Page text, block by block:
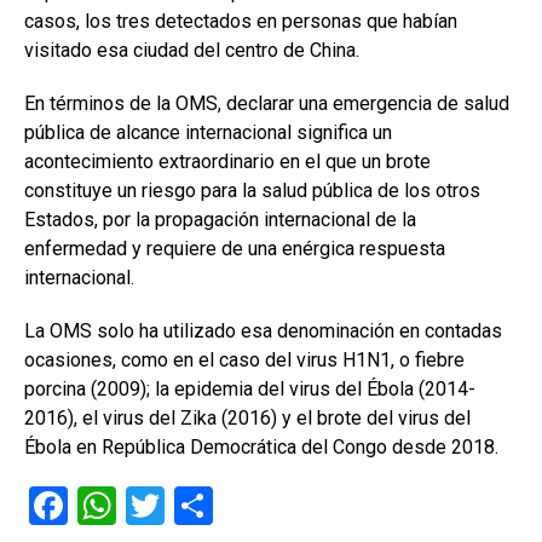
casos, los tres detectados en personas que habían
visitado esa ciudad del centro de China.
En términos de la OMS, declarar una emergencia de salud
pública de alcance internacional significa un
acontecimiento extraordinario en el que un brote
constituye un riesgo para la salud pública de los otros
Estados, por la propagación internacional de la
enfermedad y requiere de una enérgica respuesta
internacional.
La OMS solo ha utilizado esa denominación en contadas
ocasiones, como en el caso del virus H1N1, o fiebre
porcina (2009); la epidemia del virus del Ébola (2014-
2016), el virus del Zika (2016) y el brote del virus del
Ébola en República Democrática del Congo desde 2018.
F
W T